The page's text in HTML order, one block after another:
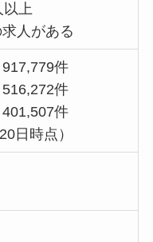
以上
人がある
件
件
件
日時点）